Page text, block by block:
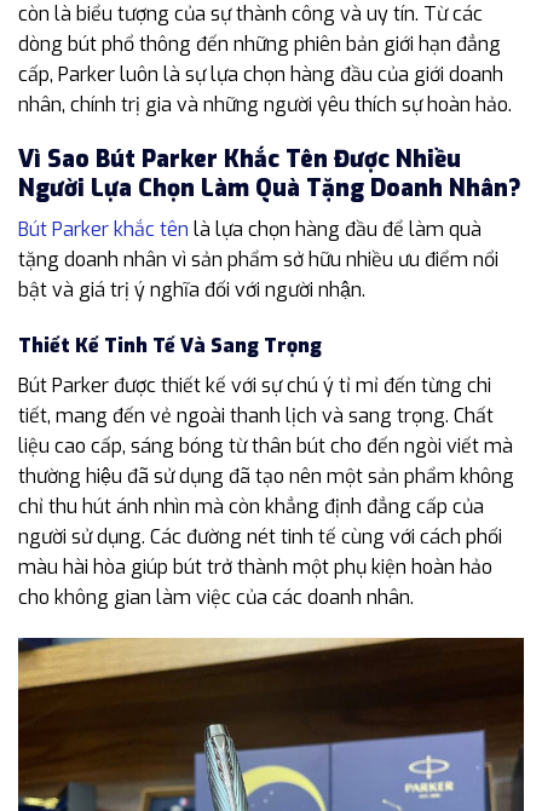
còn là biểu tượng của sự thành công và uy tín. Từ các
dòng bút phổ thông đến những phiên bản giới hạn đẳng
cấp, Parker luôn là sự lựa chọn hàng đầu của giới doanh
nhân, chính trị gia và những người yêu thích sự hoàn hảo.
Vì Sao Bút Parker Khắc Tên Được Nhiều
Người Lựa Chọn Làm Quà Tặng Doanh Nhân?
Bút Parker khắc tên là lựa chọn hàng đầu để làm quà
tặng doanh nhân vì sản phẩm sở hữu nhiều ưu điểm nổi
bật và giá trị ý nghĩa đối với người nhận.
Thiết Kế Tinh Tế Và Sang Trọng
Bút Parker được thiết kế với sự chú ý tỉ mỉ đến từng chi
tiết, mang đến vẻ ngoài thanh lịch và sang trọng. Chất
liệu cao cấp, sáng bóng từ thân bút cho đến ngòi viết mà
thường hiệu đã sử dụng đã tạo nên một sản phẩm không
chỉ thu hút ánh nhìn mà còn khẳng định đẳng cấp của
người sử dụng. Các đường nét tinh tế cùng với cách phối
màu hài hòa giúp bút trở thành một phụ kiện hoàn hảo
cho không gian làm việc của các doanh nhân.